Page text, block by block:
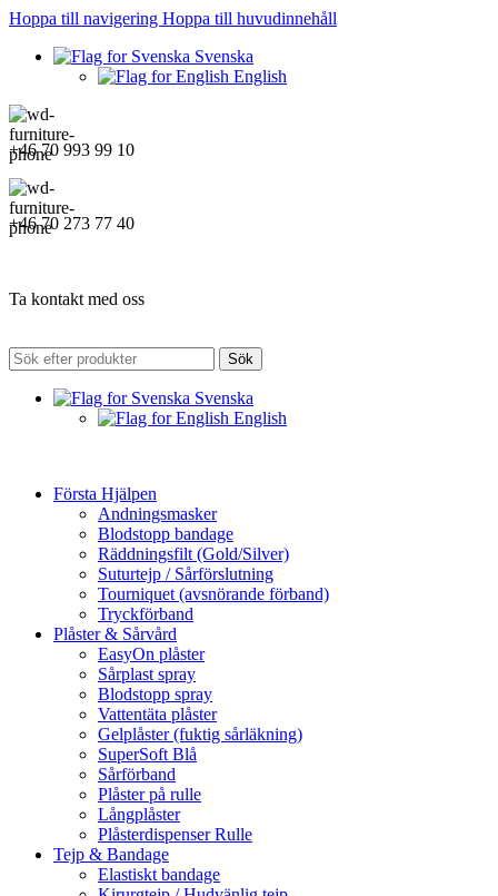
Hoppa till navigering Hoppa till huvudinnehåll
Svenska
English
+46 70 993 99 10
+46 70 273 77 40
Ta kontakt med oss
Sök
Svenska
English
Första Hjälpen
Andningsmasker
Blodstopp bandage
Räddningsfilt (Gold/Silver)
Suturtejp / Sårförslutning
Tourniquet (avsnörande förband)
Tryckförband
Plåster & Sårvård
EasyOn plåster
Sårplast spray
Blodstopp spray
Vattentäta plåster
Gelplåster (fuktig sårläkning)
SuperSoft Blå
Sårförband
Plåster på rulle
Långplåster
Plåsterdispenser Rulle
Tejp & Bandage
Elastiskt bandage